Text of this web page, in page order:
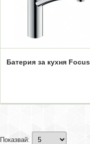
Батерия за кухня Focus
Показвай: